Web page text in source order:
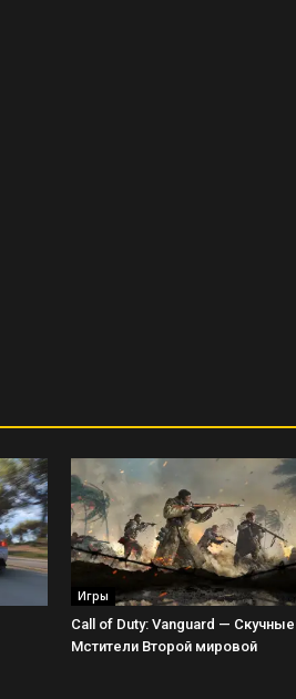
Игры
Call of Duty: Vanguard — Скучные
Мстители Второй мировой